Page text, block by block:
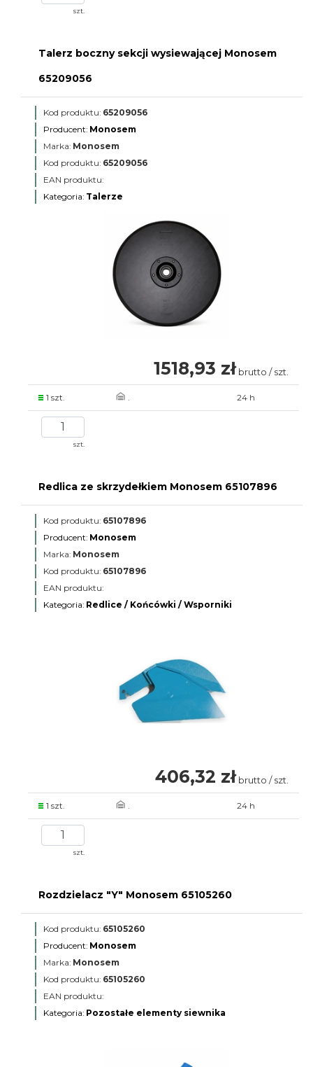
szt.
Talerz boczny sekcji wysiewającej Monosem
65209056
Kod produktu: 65209056
Producent: Monosem
Marka: Monosem
Kod produktu: 65209056
EAN produktu:
Kategoria: Talerze
1518,93 zł brutto / szt.
1 szt. . 24 h
szt.
Redlica ze skrzydełkiem Monosem 65107896
Kod produktu: 65107896
Producent: Monosem
Marka: Monosem
Kod produktu: 65107896
EAN produktu:
Kategoria: Redlice / Końcówki / Wsporniki
406,32 zł brutto / szt.
1 szt. . 24 h
szt.
Rozdzielacz "Y" Monosem 65105260
Kod produktu: 65105260
Producent: Monosem
Marka: Monosem
Kod produktu: 65105260
EAN produktu:
Kategoria: Pozostałe elementy siewnika